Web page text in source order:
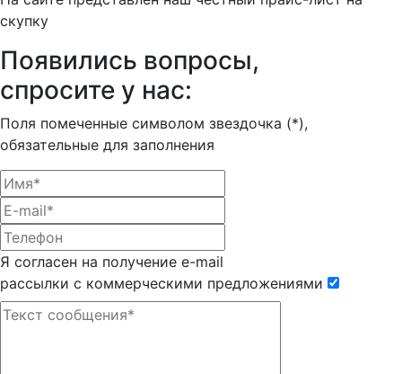
скупку
Появились вопросы,
спросите у нас:
Поля помеченные символом звездочка (*),
обязательные для заполнения
Я согласен на получение e-mail
рассылки с коммерческими предложениями